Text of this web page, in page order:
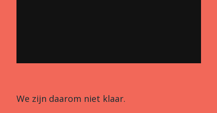
We zijn daarom niet klaar.